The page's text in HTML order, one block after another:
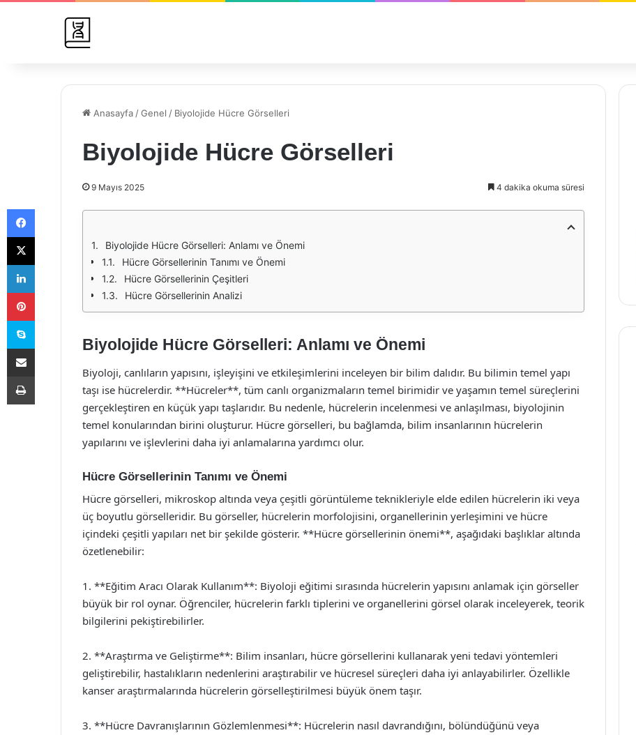
Anasayfa /Genel / Biyolojide Hücre Görselleri
Biyolojide Hücre Görselleri
9 Mayıs 2025 4 dakika okuma süresi
Biyolojide Hücre Görselleri: Anlamı ve Önemi
Hücre Görsellerinin Tanımı ve Önemi
Hücre Görsellerinin Çeşitleri
Hücre Görsellerinin Analizi
Biyolojide Hücre Görselleri: Anlamı ve Önemi
Biyoloji, canlıların yapısını, işleyişini ve etkileşimlerini inceleyen bir bilim dalıdır. Bu bilimin temel yapı
taşı ise hücrelerdir. **Hücreler**, tüm canlı organizmaların temel birimidir ve yaşamın temel süreçlerini
gerçekleştiren en küçük yapı taşlarıdır. Bu nedenle, hücrelerin incelenmesi ve anlaşılması, biyolojinin
temel konularından birini oluşturur. Hücre görselleri, bu bağlamda, bilim insanlarının hücrelerin
yapılarını ve işlevlerini daha iyi anlamalarına yardımcı olur.
Hücre Görsellerinin Tanımı ve Önemi
Hücre görselleri, mikroskop altında veya çeşitli görüntüleme teknikleriyle elde edilen hücrelerin iki veya
üç boyutlu görselleridir. Bu görseller, hücrelerin morfolojisini, organellerinin yerleşimini ve hücre
içindeki çeşitli yapıları net bir şekilde gösterir. **Hücre görsellerinin önemi**, aşağıdaki başlıklar altında
özetlenebilir:
1. **Eğitim Aracı Olarak Kullanım**: Biyoloji eğitimi sırasında hücrelerin yapısını anlamak için görseller
büyük bir rol oynar. Öğrenciler, hücrelerin farklı tiplerini ve organellerini görsel olarak inceleyerek, teorik
bilgilerini pekiştirebilirler.
2. **Araştırma ve Geliştirme**: Bilim insanları, hücre görsellerini kullanarak yeni tedavi yöntemleri
geliştirebilir, hastalıkların nedenlerini araştırabilir ve hücresel süreçleri daha iyi anlayabilirler. Özellikle
kanser araştırmalarında hücrelerin görselleştirilmesi büyük önem taşır.
3. **Hücre Davranışlarının Gözlemlenmesi**: Hücrelerin nasıl davrandığını, bölündüğünü veya
Facebook
X
LinkedIn
Pinterest
Skype
E-Posta ile paylaş